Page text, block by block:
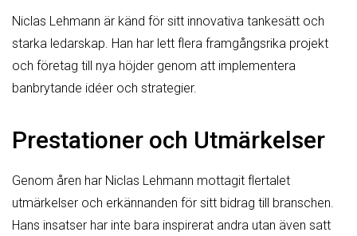
Niclas Lehmann är känd för sitt innovativa tankesätt och
starka ledarskap. Han har lett flera framgångsrika projekt
och företag till nya höjder genom att implementera
banbrytande idéer och strategier.
Prestationer och Utmärkelser
Genom åren har Niclas Lehmann mottagit flertalet
utmärkelser och erkännanden för sitt bidrag till branschen.
Hans insatser har inte bara inspirerat andra utan även satt